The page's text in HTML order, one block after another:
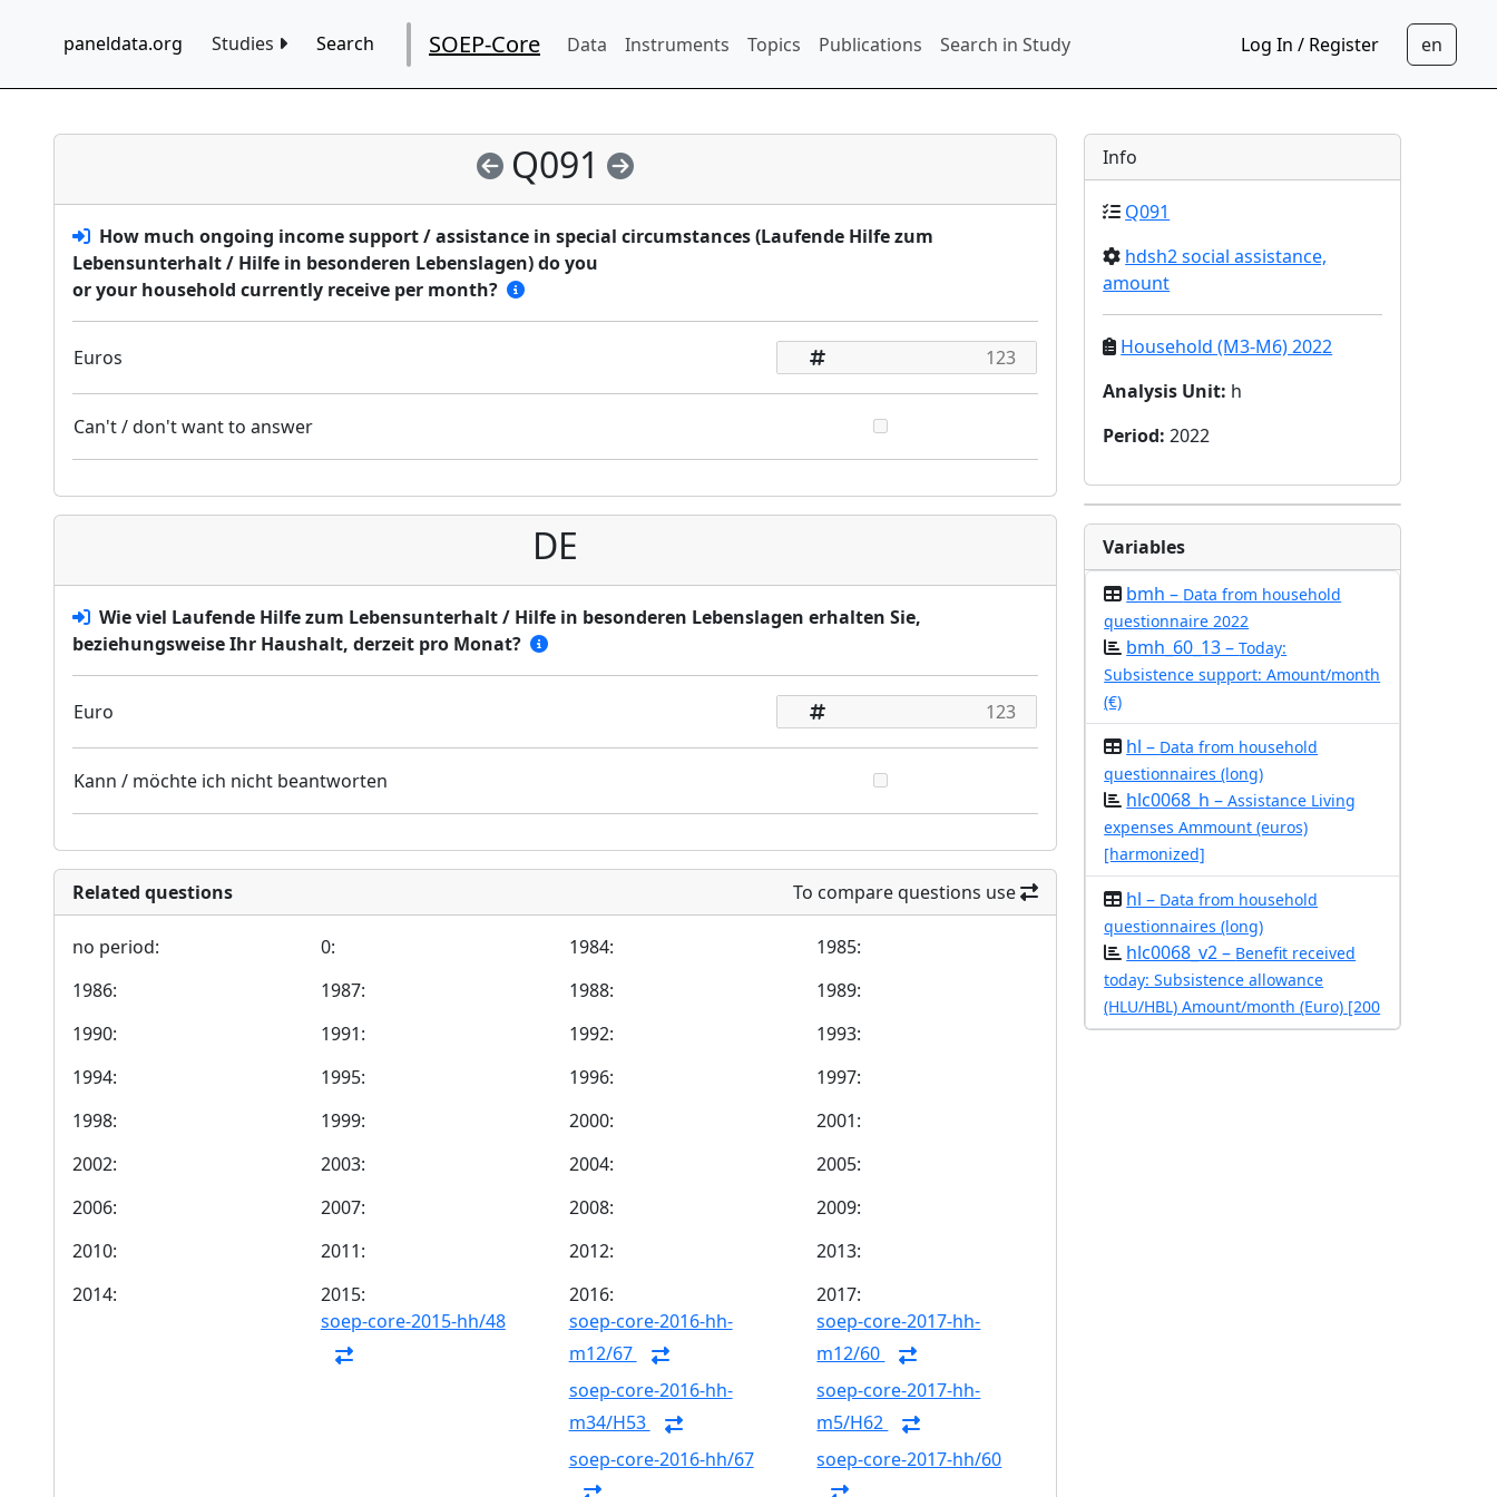
paneldata.org Studies Search SOEP-Core Data Instruments Topics Publications Search in Study Log In / Register
Q091
How much ongoing income support / assistance in special circumstances (Laufende Hilfe zum
Lebensunterhalt / Hilfe in besonderen Lebenslagen) do you
or your household currently receive per month?
Euros
Can't / don't want to answer
DE
Wie viel Laufende Hilfe zum Lebensunterhalt / Hilfe in besonderen Lebenslagen erhalten Sie,
beziehungsweise Ihr Haushalt, derzeit pro Monat?
Euro
Kann / möchte ich nicht beantworten
Related questions To compare questions use
no period: 0: 1984:
1985:
1986:
1987: 1988:
1989:
1990:
1991: 1992:
1993:
1994:
1995: 1996:
1997:
1998:
1999: 2000:
2001:
2002:
2003: 2004:
2005:
2006:
2007: 2008:
2009:
2010:
2011: 2012:
2013:
2014:
2015:
soep-core-2015-hh/48
2016:
soep-core-2016-hh-
m12/67
soep-core-2016-hh-
m34/H53
soep-core-2016-hh/67
2017:
soep-core-2017-hh-
m12/60
soep-core-2017-hh-
m5/H62
soep-core-2017-hh/60
Info
Q091
hdsh2 social assistance,
amount
Household (M3-M6) 2022
Analysis Unit: h
Period:2022
Variables
bmh – Data from household
questionnaire 2022
bmh_60_13 –Today:
Subsistence support: Amount/month
(€)
hl – Data from household
questionnaires (long)
hlc0068_h –Assistance Living
expenses Ammount (euros)
[harmonized]
hl – Data from household
questionnaires (long)
hlc0068_v2 – Benefit received
today: Subsistence allowance
(HLU/HBL) Amount/month (Euro) [200